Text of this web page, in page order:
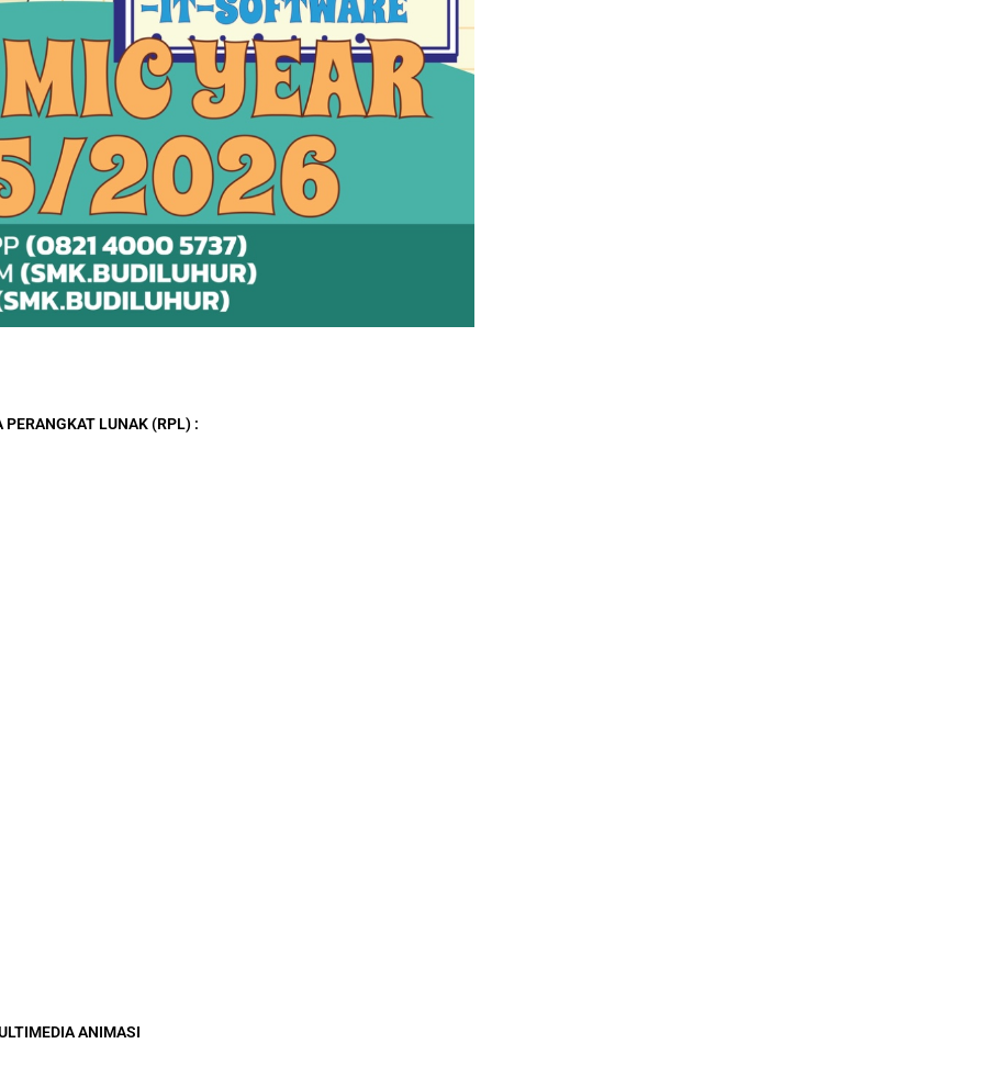
PERANGKAT LUNAK (RPL) :
ANIMASI